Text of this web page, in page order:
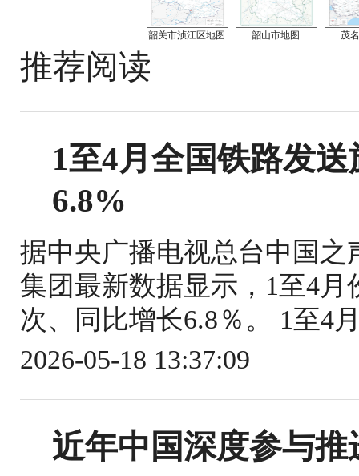
韶关市浈江区地图 韶山市地图 茂
推荐阅读
1至4月全国铁路发
6.8%
据中央广播电视总台中国
集团最新数据显示，1至4月
次、同比增长6.8％。 1至4
2026-05-18 13:37:09
近年中国深度参与